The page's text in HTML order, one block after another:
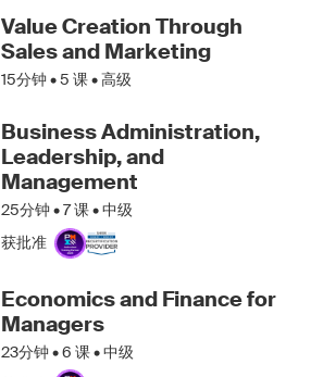
Value Creation Through
Sales and Marketing
15分钟 •5 课 • 高级
Business Administration,
Leadership, and
Management
25分钟 •7课 • 中级
获批准
Economics and Finance for
Managers
23分钟 •6 课 • 中级